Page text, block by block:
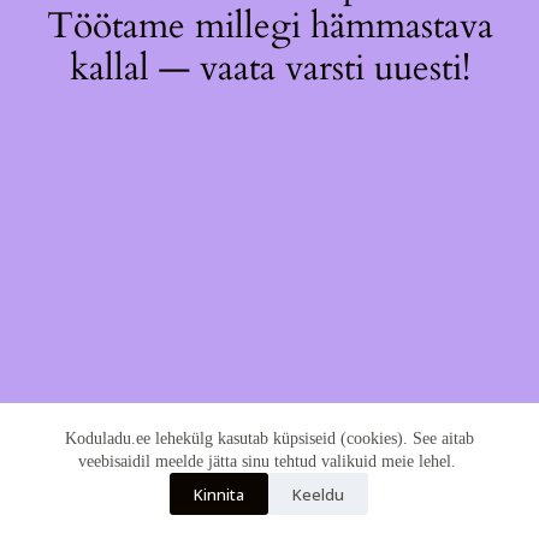
Koduladu.ee lehekülg kasutab küpsiseid (cookies). See aitab
veebisaidil meelde jätta sinu tehtud valikuid meie lehel.
Kinnita Keeldu
Töötame millegi hämmastava
kallal — vaata varsti uuesti!